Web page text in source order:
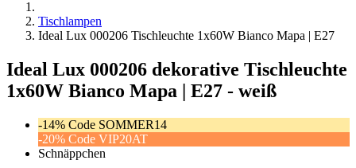
Tischlampen
Ideal Lux 000206 Tischleuchte 1x60W Bianco Mapa | E27
Ideal Lux 000206 dekorative Tischleuchte
1x60W Bianco Mapa | E27 - weiß
-14% Code SOMMER14
-20% Code VIP20AT
Schnäppchen